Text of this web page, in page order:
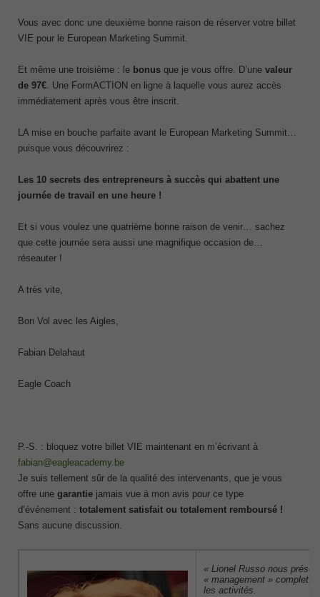
Vous avec donc une deuxième bonne raison de réserver votre billet
VIE pour le European Marketing Summit.
Et même une troisième : le bonus que je vous offre. D’une valeur
de 97€. Une FormACTION en ligne à laquelle vous aurez accès
immédiatement après vous être inscrit.
LA mise en bouche parfaite avant le European Marketing Summit…
puisque vous découvrirez :
Les 10 secrets des entrepreneurs à succès qui abattent une
journée de travail en une heure !
Et si vous voulez une quatrième bonne raison de venir… sachez
que cette journée sera aussi une magnifique occasion de…
réseauter !
A très vite,
Bon Vol avec les Aigles,
Fabian Delahaut
Eagle Coach
P.-S. : bloquez votre billet VIE maintenant en m’écrivant à
fabian@eagleacademy.be
Je suis tellement sûr de la qualité des intervenants, que je vous
offre une garantie jamais vue à mon avis pour ce type
d’événement : totalement satisfait ou totalement remboursé !
Sans aucune discussion.
« Lionel Russo nous
« management » complet,
les activités.